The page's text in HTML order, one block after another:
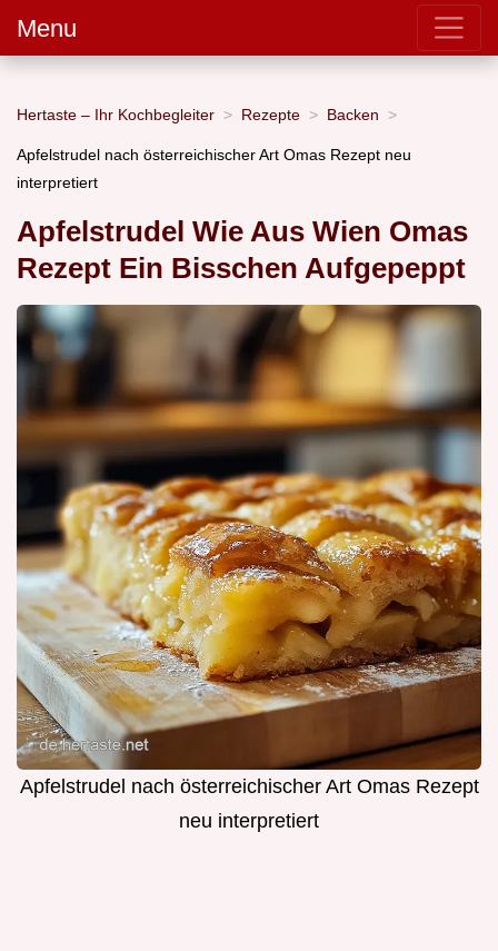
Menu
Hertaste – Ihr Kochbegleiter Rezepte Backen
Apfelstrudel nach österreichischer Art Omas Rezept neu
interpretiert
Apfelstrudel Wie Aus Wien Omas
Rezept Ein Bisschen Aufgepeppt
Apfelstrudel nach österreichischer Art Omas Rezept
neu interpretiert